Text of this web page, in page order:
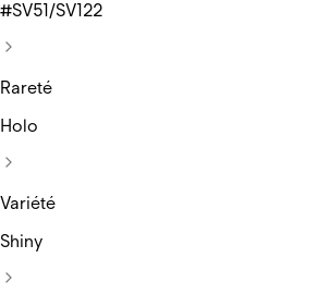
#SV51/SV122
Rareté
Holo
Variété
Shiny